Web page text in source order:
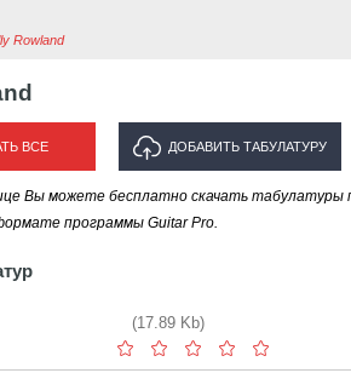
Rowland
ВСЕ ДОБАВИТЬ ТАБУЛАТУРУ
ИСПОЛНИТЕЛЯ "KELLY
Вы можете бесплатно скачать табулатуры
программы Guitar Pro.
(17.89 Kb)